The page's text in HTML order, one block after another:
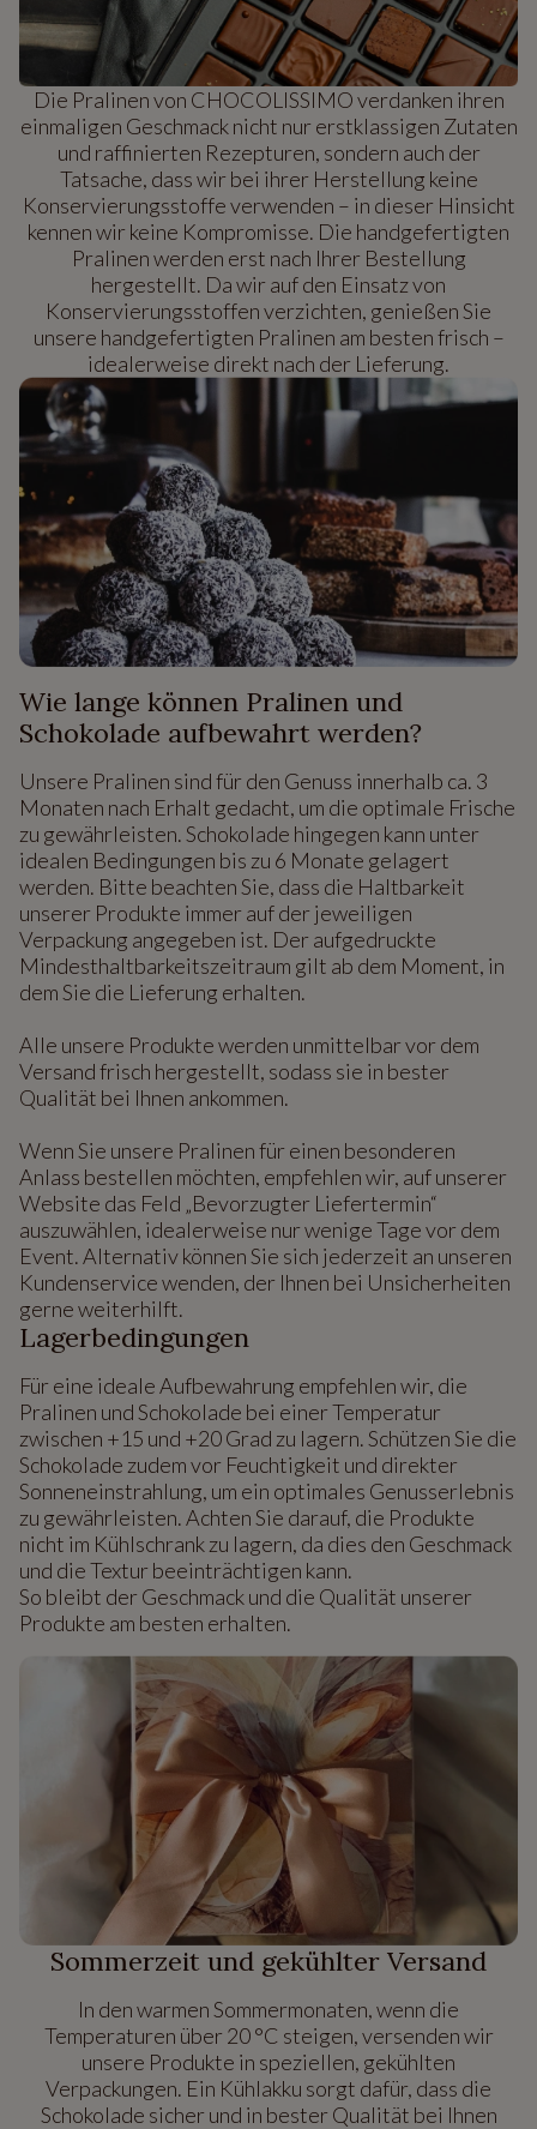
Die Pralinen von CHOCOLISSIMO verdanken ihren
einmaligen Geschmack nicht nur erstklassigen Zutaten
und raffinierten Rezepturen, sondern auch der
Tatsache, dass wir bei ihrer Herstellung keine
Konservierungsstoffe verwenden – in dieser Hinsicht
kennen wir keine Kompromisse. Die handgefertigten
Pralinen werden erst nach Ihrer Bestellung
hergestellt. Da wir auf den Einsatz von
Konservierungsstoffen verzichten, genießen Sie
unsere handgefertigten Pralinen am besten frisch –
idealerweise direkt nach der Lieferung.
Wie lange können Pralinen und
Schokolade aufbewahrt werden?
Unsere Pralinen sind für den Genuss innerhalb ca. 3
Monaten nach Erhalt gedacht, um die optimale Frische
zu gewährleisten. Schokolade hingegen kann unter
idealen Bedingungen bis zu 6 Monate gelagert
werden. Bitte beachten Sie, dass die Haltbarkeit
unserer Produkte immer auf der jeweiligen
Verpackung angegeben ist. Der aufgedruckte
Mindesthaltbarkeitszeitraum gilt ab dem Moment, in
dem Sie die Lieferung erhalten.
Alle unsere Produkte werden unmittelbar vor dem
Versand frisch hergestellt, sodass sie in bester
Qualität bei Ihnen ankommen.
Wenn Sie unsere Pralinen für einen besonderen
Anlass bestellen möchten, empfehlen wir, auf unserer
Website das Feld „Bevorzugter Liefertermin“
auszuwählen, idealerweise nur wenige Tage vor dem
Event. Alternativ können Sie sich jederzeit an unseren
Kundenservice wenden, der Ihnen bei Unsicherheiten
gerne weiterhilft.
Lagerbedingungen
Für eine ideale Aufbewahrung empfehlen wir, die
Pralinen und Schokolade bei einer Temperatur
zwischen +15 und +20 Grad zu lagern. Schützen Sie die
Schokolade zudem vor Feuchtigkeit und direkter
Sonneneinstrahlung, um ein optimales Genusserlebnis
zu gewährleisten. Achten Sie darauf, die Produkte
nicht im Kühlschrank zu lagern, da dies den Geschmack
und die Textur beeinträchtigen kann.
So bleibt der Geschmack und die Qualität unserer
Produkte am besten erhalten.
Sommerzeit und gekühlter Versand
In den warmen Sommermonaten, wenn die
Temperaturen über 20 °C steigen, versenden wir
unsere Produkte in speziellen, gekühlten
Verpackungen. Ein Kühlakku sorgt dafür, dass die
Schokolade sicher und in bester Qualität bei Ihnen